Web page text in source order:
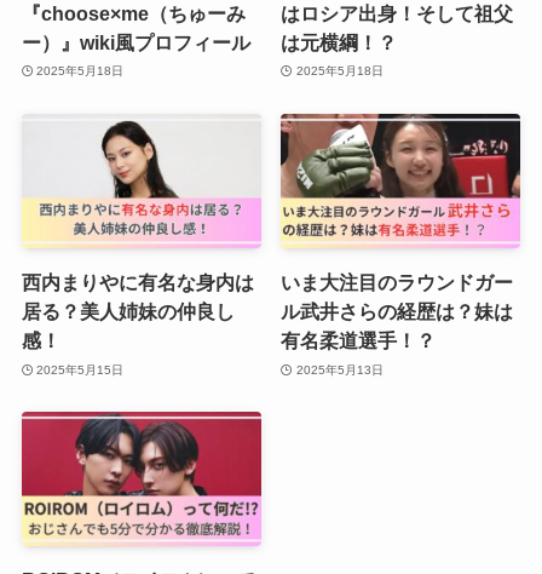
『choose×me（ちゅーみ
ー）』wiki風プロフィール
2025年5月18日
はロシア出身！そして祖父
は元横綱！？
2025年5月18日
西内まりやに有名な身内は
居る？美人姉妹の仲良し
感！
2025年5月15日
いま大注目のラウンドガー
ル武井さらの経歴は？妹は
有名柔道選手！？
2025年5月13日